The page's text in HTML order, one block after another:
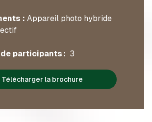
: Appareil photo hybride
de participants : 3
Télécharger la brochure